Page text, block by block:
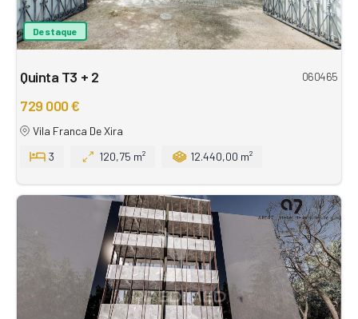
Destaque
Quinta T3 + 2 060465
729 000 €
Vila Franca De Xira
3
120,75 m² 12.440,00 m²